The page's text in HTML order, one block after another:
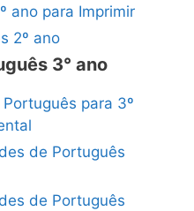
ano para Imprimir
2º ano
3° ano
para 3º
de Português
de Português